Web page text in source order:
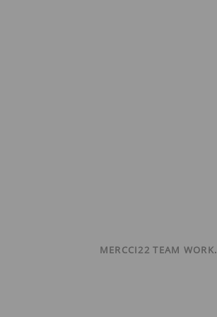
MERCCI22 TEAM WORK.